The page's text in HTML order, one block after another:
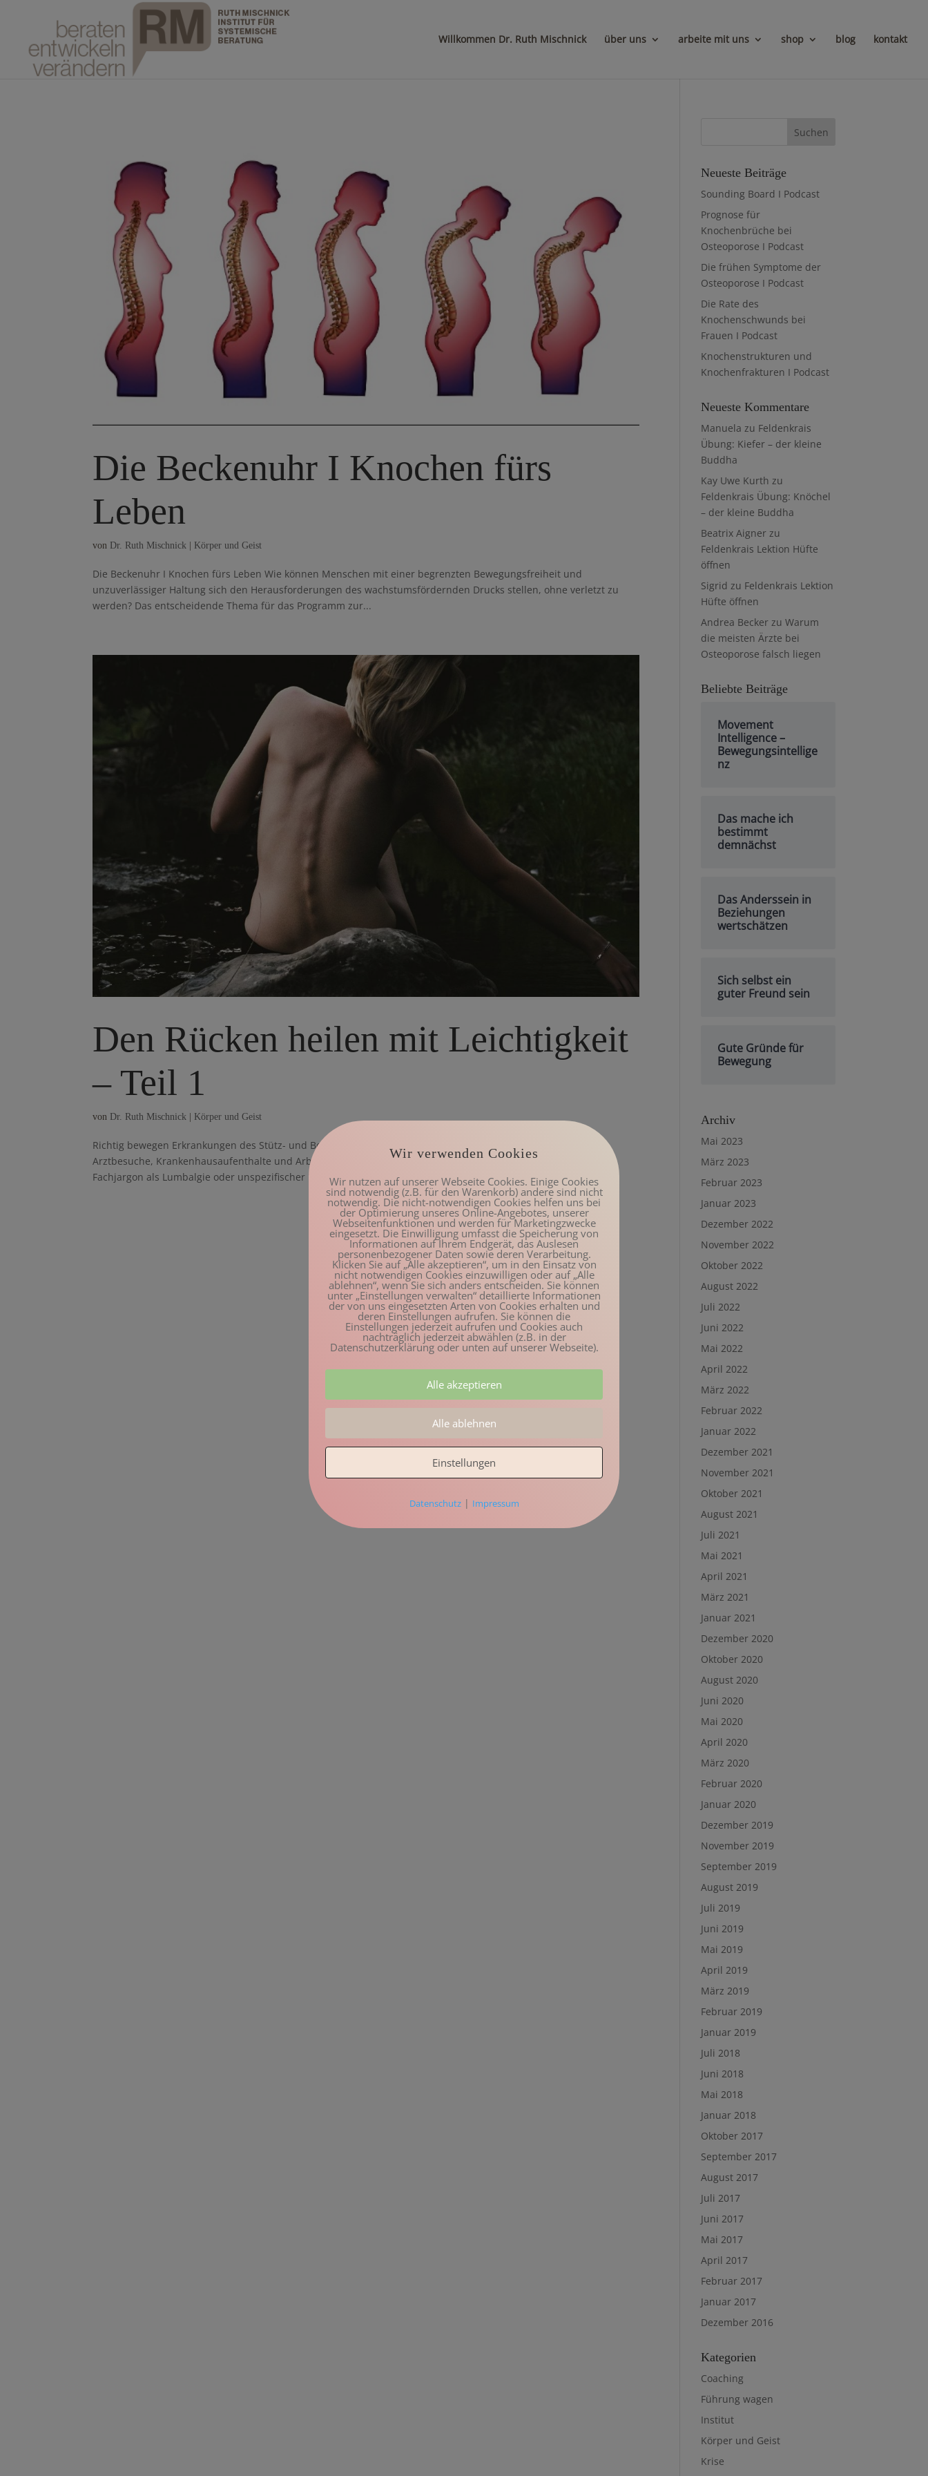
Willkommen Dr. Ruth Mischnick über uns arbeite mit uns shop blog kontakt
Die Beckenuhr I Knochen fürs
Leben
von Dr. Ruth Mischnick Körper und Geist
Die Beckenuhr I Knochen fürs Leben Wie können Menschen mit einer begrenzten Bewegungsfreiheit und
unzuverlässiger Haltung sich den Herausforderungen des wachstumsfördernden Drucks stellen, ohne verletzt zu
werden? Das entscheidende Thema für das Programm zur...
Den Rücken heilen mit Leichtigkeit
– Teil 1
von Dr. Ruth Mischnick Körper und Geist
Richtig bewegen Erkrankungen des Stütz- und Bewegungsapparates zählen zu den häufigsten Ursachen für
Arztbesuche, Krankenhausauf­enthalte und Arbeitsausfälle. Allein der klassische sogenannte Kreuzschmerz, im
Fachjargon als Lumbalgie oder unspezifischer Kreuzschmerz...
Neueste Beiträge
Sounding Board I Podcast
Prognose für
Knochenbrüche bei
Osteoporose I Podcast
Die frühen Symptome der
Osteoporose I Podcast
Die Rate des
Knochenschwunds bei
Frauen I Podcast
Knochenstrukturen und
Knochenfrakturen I Podcast
Neueste Kommentare
Manuela zu Feldenkrais
Übung: Kiefer – der kleine
Buddha
Kay Uwe Kurth zu
Feldenkrais Übung: Knöchel
– der kleine Buddha
Beatrix Aigner zu
Feldenkrais Lektion Hüfte
öffnen
Sigrid zu Feldenkrais Lektion
Hüfte öffnen
Andrea Becker zuWarum
die meisten Ärzte bei
Osteoporose falsch liegen
Beliebte Beiträge
Movement
Intelligence –
Bewegungsintellige
nz
Das mache ich
bestimmt
demnächst
Das Anderssein in
Beziehungen
wertschätzen
Sich selbst ein
guter Freund sein
Gute Gründe für
Bewegung
Archiv
Mai 2023
März 2023
Februar 2023
Januar 2023
Dezember 2022
November 2022
Oktober 2022
August 2022
Juli 2022
Juni 2022
Mai 2022
April 2022
März 2022
Februar 2022
Januar 2022
Dezember 2021
November 2021
Oktober 2021
August 2021
Juli 2021
Mai 2021
April 2021
März 2021
Januar 2021
Dezember 2020
Oktober 2020
August 2020
Juni 2020
Mai 2020
April 2020
März 2020
Februar 2020
Januar 2020
Dezember 2019
November 2019
September 2019
August 2019
Juli 2019
Juni 2019
Mai 2019
April 2019
März 2019
Februar 2019
Januar 2019
Juli 2018
Juni 2018
Mai 2018
Januar 2018
Oktober 2017
September 2017
August 2017
Juli 2017
Juni 2017
Mai 2017
April 2017
Februar 2017
Januar 2017
Dezember 2016
Kategorien
Coaching
Führung wagen
Institut
Körper und Geist
Krise
Wir verwenden Cookies
Wir nutzen auf unserer Webseite Cookies. Einige Cookies
sind notwendig (z.B. für den Warenkorb) andere sind nicht
notwendig. Die nicht-notwendigen Cookies helfen uns bei
der Optimierung unseres Online-Angebotes, unserer
Webseitenfunktionen und werden für Marketingzwecke
eingesetzt. Die Einwilligung umfasst die Speicherung von
Informationen auf Ihrem Endgerät, das Auslesen
personenbezogener Daten sowie deren Verarbeitung.
Klicken Sie auf „Alle akzeptieren“, um in den Einsatz von
nicht notwendigen Cookies einzuwilligen oder auf „Alle
ablehnen“, wenn Sie sich anders entscheiden. Sie können
unter „Einstellungen verwalten“ detaillierte Informationen
der von uns eingesetzten Arten von Cookies erhalten und
deren Einstellungen aufrufen. Sie können die
Einstellungen jederzeit aufrufen und Cookies auch
nachträglich jederzeit abwählen (z.B. in der
Datenschutzerklärung oder unten auf unserer Webseite).
Alle akzeptieren
Alle ablehnen
Einstellungen
Datenschutz| Impressum